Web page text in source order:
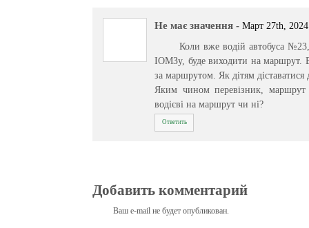
Не має значення - Март 27th,
Коли вже водій автобуса
ІОМЗу, буде виходити на маршрут.
за маршрутом. Як дітям
Яким чином перевізник, маршрут
водієві на маршрут чи ні?
Ответить
Добавить комментарий
Ваш e-mail не будет опубликован.